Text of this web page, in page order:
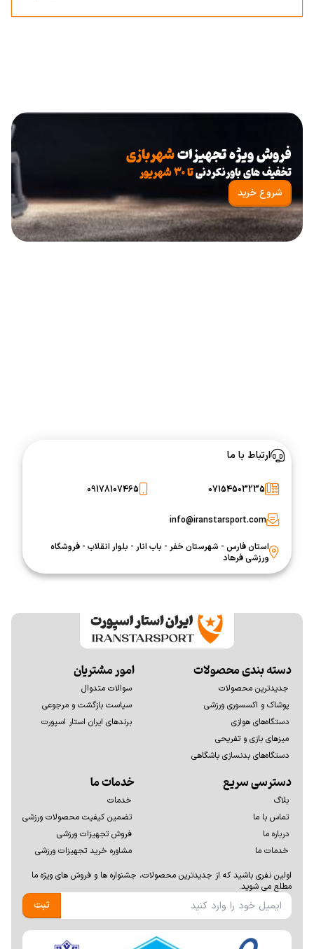
فروش ویژه تجهیزاتشهربازی
تخفیف های باورنکردنیتا ۳۰ شهریور
شروع خرید
ارتباط با ما
07154503235
09178107465
info@iranstarsport.com
استان فارس - شهرستان خفر - باب انار - بلوار انقلاب - فروشگاه
ورزشی فرهاد
دسته بندی محصولات
جدیدترین محصولات
پوشاک و اکسسوری ورزشی
دستگاه‌های هوازی
میزهای بازی و تفریحی
دستگاه‌های بدنسازی باشگاهی
امور مشتریان
سوالات متدوال
سیاست بازگشت و مرجوعی
برندهای ایران استار اسپورت
دسترسی سریع
بلاگ
تماس با ما
درباره ما
خدمات ما
خدمات ما
خدمات
تضمین کیفیت محصولات ورزشی
فروش تجهیزات ورزشی
مشاوره خرید تجهیزات ورزشی
اولين نفری باشيد كه از جديدترين محصولات، جشنواره ها و فروش های ويژه ما
مطلع می شوید.
ثبت